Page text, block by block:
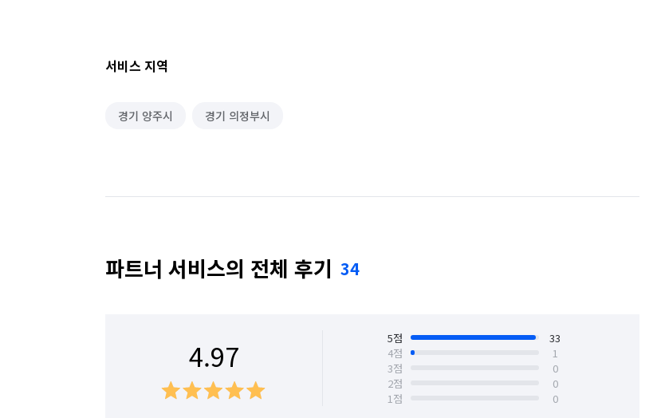
서비스 지역
경기 양주시 경기 의정부시
파트너 서비스의 전체 후기 34
4.97 5점
33
4점
1
3점
0
2점
0
1점
0